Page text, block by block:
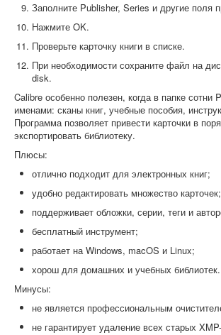
Заполните Publisher, Series и другие поля
Нажмите OK.
Проверьте карточку книги в списке.
При необходимости сохраните файл на
disk.
Calibre особенно полезен, когда в папке сотни
именами: сканы книг, учебные пособия,
Программа позволяет привести карточки в
экспортировать библиотеку.
Плюсы:
отлично подходит для электронных книг;
удобно редактировать множество карточек;
поддерживает обложки, серии, теги и
бесплатный инструмент;
работает на Windows, macOS и Linux;
хорош для домашних и учебных библиотек.
Минусы:
не является профессиональным
не гарантирует удаление всех старых